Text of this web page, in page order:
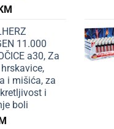
11.000
a30, Za
i mišića, za
i
boli